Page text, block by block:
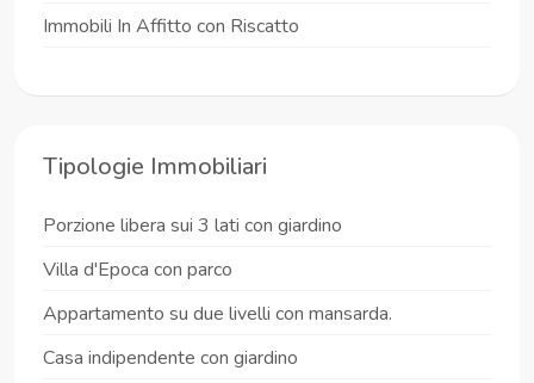
Immobili In Affitto con Riscatto
Tipologie Immobiliari
Porzione libera sui 3 lati con giardino
Villa d'Epoca con parco
Appartamento su due livelli con mansarda.
Casa indipendente con giardino